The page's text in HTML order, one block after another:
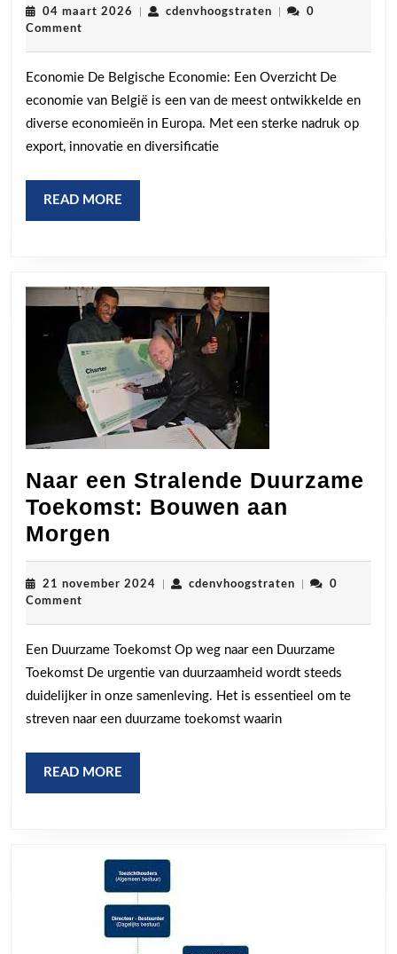
op
04 maart 2026 04
cdenvhoogstratencdenvhoogstraten
0
Comment
Economie De Belgische Economie: Een Overzicht De
economie van België is een van de meest ontwikkelde en
diverse economieën in Europa. Met een sterke nadruk op
export, innovatie en diversificatie
READ MORE
MORE
Naar een Stralende Duurzame
Toekomst: Bouwen aan
Morgen
een
Stralende
Toekomst:
Bouwen
aan
Morgen
21 november 2024 21
cdenvhoogstraten
0
Comment
Een Duurzame Toekomst Op weg naar een Duurzame
Toekomst De urgentie van duurzaamheid wordt steeds
duidelijker in onze samenleving. Het is essentieel om te
streven naar een duurzame toekomst waarin
READ MORE
MORE